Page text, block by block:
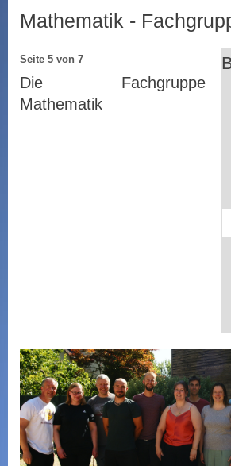
Mathematik -
Seite 5 von 7
Die Fachgruppe
Mathematik